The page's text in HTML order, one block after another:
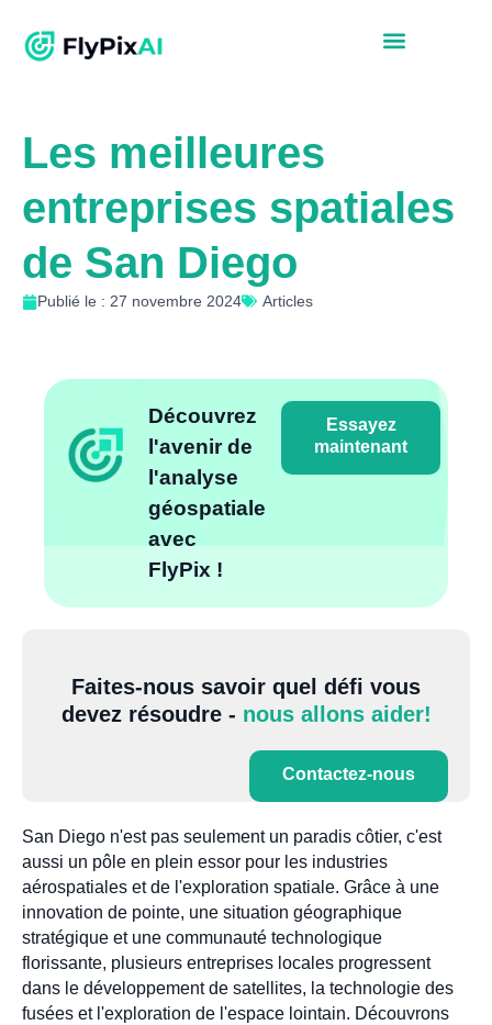
Les meilleures
entreprises spatiales
de San Diego
Publié le : 27 novembre 2024 Articles
Découvrez
l'avenir de
l'analyse
géospatiale
avec
FlyPix !
Essayez
maintenant
Faites-nous savoir quel défi vous
devez résoudre - nous allons aider!
Contactez-nous
San Diego n'est pas seulement un paradis côtier, c'est
aussi un pôle en plein essor pour les industries
aérospatiales et de l'exploration spatiale. Grâce à une
innovation de pointe, une situation géographique
stratégique et une communauté technologique
florissante, plusieurs entreprises locales progressent
dans le développement de satellites, la technologie des
fusées et l'exploration de l'espace lointain. Découvrons